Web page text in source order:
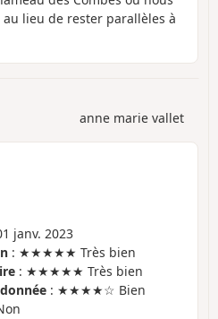
lieu de rester parallèles à
anne marie vallet
janv. 2023
: ★★★★★ Très bien
: ★★★★★ Très bien
: ★★★★☆ Bien